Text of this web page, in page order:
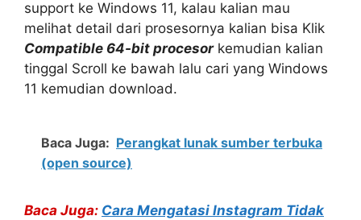
support ke Windows 11, kalau kalian mau
melihat detail dari prosesornya kalian bisa Klik
Compatible 64-bit procesorkemudian kalian
tinggal Scroll ke bawah lalu cari yang Windows
11 kemudian download.
Baca Juga: Perangkat lunak sumber terbuka
(open source)
Baca Juga: Cara Mengatasi Instagram Tidak